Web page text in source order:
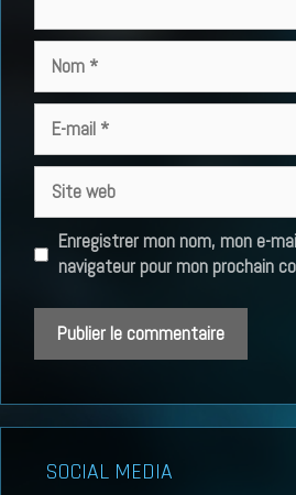
mail
web
Enregistrer mon nom, mon e-
navigateur pour mon prochain
SOCIAL MEDIA